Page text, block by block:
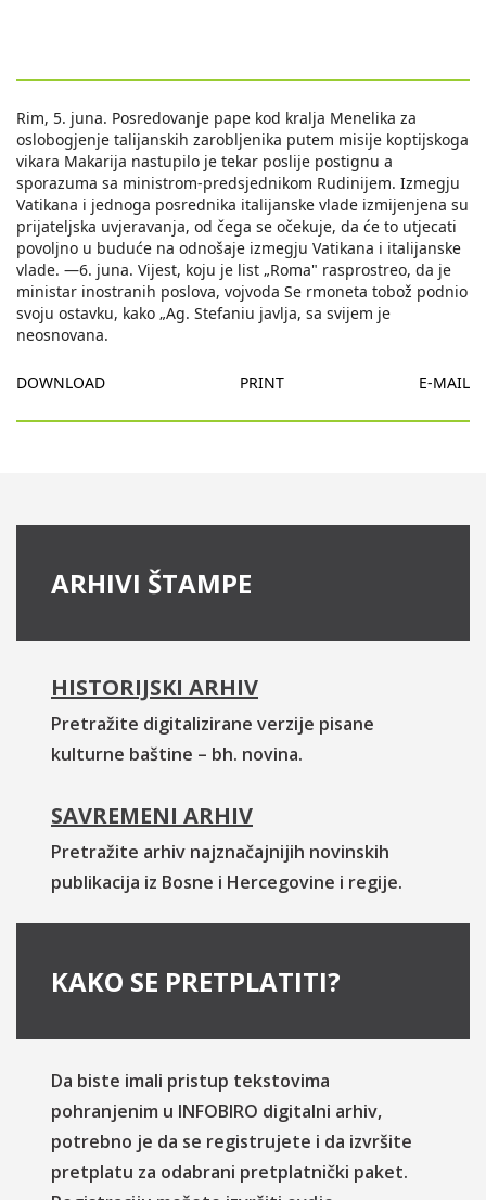
Rim, 5. juna. Posredovanje pape kod kralja Menelika za
oslobogjenje talijanskih zarobljenika putem misije koptijskoga
vikara Makarija nastupilo je tekar poslije postignu a
sporazuma sa ministrom-predsjednikom Rudinijem. Izmegju
Vatikana i jednoga posrednika italijanske vlade izmijenjena su
prijateljska uvjeravanja, od čega se očekuje, da će to utjecati
povoljno u buduće na odnošaje izmegju Vatikana i italijanske
vlade. —6. juna. Vijest, koju je list „Roma" rasprostreo, da je
ministar inostranih poslova, vojvoda Se rmoneta tobož podnio
svoju ostavku, kako „Ag. Stefaniu javlja, sa svijem je
neosnovana.
DOWNLOAD PRINT E-MAIL
ARHIVI ŠTAMPE
HISTORIJSKI ARHIV
Pretražite digitalizirane verzije pisane
kulturne baštine – bh. novina.
SAVREMENI ARHIV
Pretražite arhiv najznačajnijih novinskih
publikacija iz Bosne i Hercegovine i regije.
KAKO SE PRETPLATITI?
Da biste imali pristup tekstovima
pohranjenim u INFOBIRO digitalni arhiv,
potrebno je da se registrujete i da izvršite
pretplatu za odabrani pretplatnički paket.